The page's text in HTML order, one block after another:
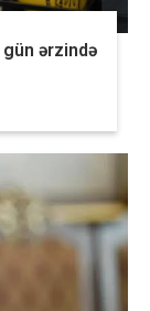
ərzində